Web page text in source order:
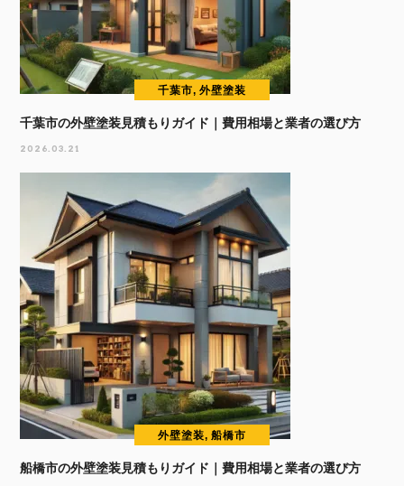
千葉市, 外壁塗装
千葉市の外壁塗装見積もりガイド｜費用相場と業者の選び方
2026.03.21
外壁塗装, 船橋市
船橋市の外壁塗装見積もりガイド｜費用相場と業者の選び方